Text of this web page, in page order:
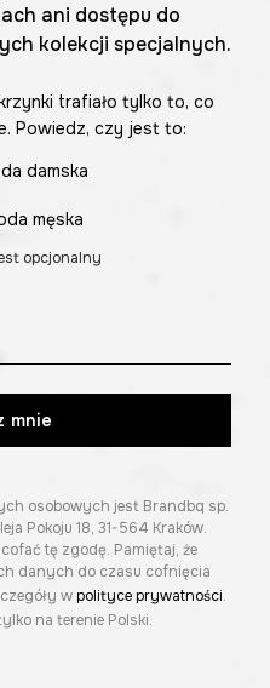
ani dostępu do
kolekcji specjalnych.
trafiało tylko to, co
Powiedz, czy jest to:
damska
męska
opcjonalny
mnie
osobowych jest Brandbq sp.
Pokoju 18, 31-564 Kraków.
tę zgodę. Pamiętaj, że
danych do czasu cofnięcia
w polityce prywatności.
na terenie Polski.